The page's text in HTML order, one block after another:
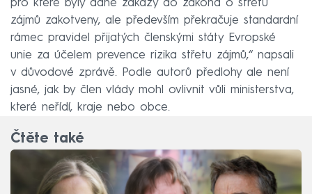
pro které byly dané zákazy do zákona o střetu
zájmů zakotveny, ale především překračuje standardní
rámec pravidel přijatých členskými státy Evropské
unie za účelem prevence rizika střetu zájmů,“ napsali
v důvodové zprávě. Podle autorů předlohy ale není
jasné, jak by člen vlády mohl ovlivnit vůli ministerstva,
které neřídí, kraje nebo obce.
Čtěte také